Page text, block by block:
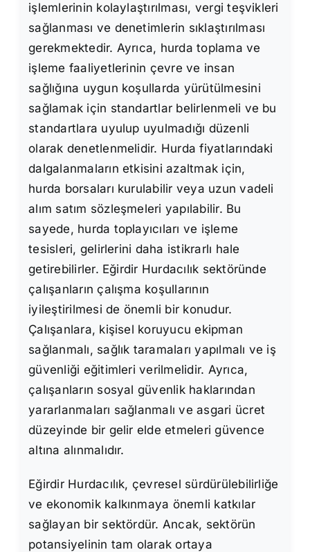
işlemlerinin kolaylaştırılması, vergi teşvikleri
sağlanması ve denetimlerin sıklaştırılması
gerekmektedir. Ayrıca, hurda toplama ve
işleme faaliyetlerinin çevre ve insan
sağlığına uygun koşullarda yürütülmesini
sağlamak için standartlar belirlenmeli ve bu
standartlara uyulup uyulmadığı düzenli
olarak denetlenmelidir. Hurda fiyatlarındaki
dalgalanmaların etkisini azaltmak için,
hurda borsaları kurulabilir veya uzun vadeli
alım satım sözleşmeleri yapılabilir. Bu
sayede, hurda toplayıcıları ve işleme
tesisleri, gelirlerini daha istikrarlı hale
getirebilirler. Eğirdir Hurdacılık sektöründe
çalışanların çalışma koşullarının
iyileştirilmesi de önemli bir konudur.
Çalışanlara, kişisel koruyucu ekipman
sağlanmalı, sağlık taramaları yapılmalı ve iş
güvenliği eğitimleri verilmelidir. Ayrıca,
çalışanların sosyal güvenlik haklarından
yararlanmaları sağlanmalı ve asgari ücret
düzeyinde bir gelir elde etmeleri güvence
altına alınmalıdır.
Eğirdir Hurdacılık, çevresel sürdürülebilirliğe
ve ekonomik kalkınmaya önemli katkılar
sağlayan bir sektördür. Ancak, sektörün
potansiyelinin tam olarak ortaya